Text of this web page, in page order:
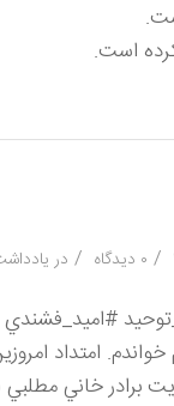
/ ۰ دیدگاه / در
امتداد
خاني مطلبي